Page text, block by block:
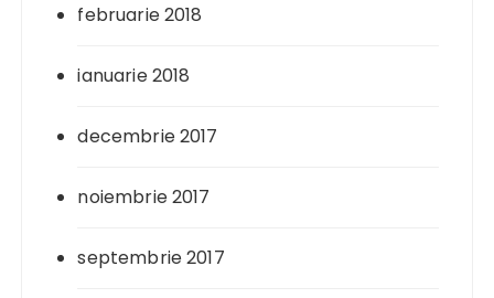
februarie 2018
ianuarie 2018
decembrie 2017
noiembrie 2017
septembrie 2017